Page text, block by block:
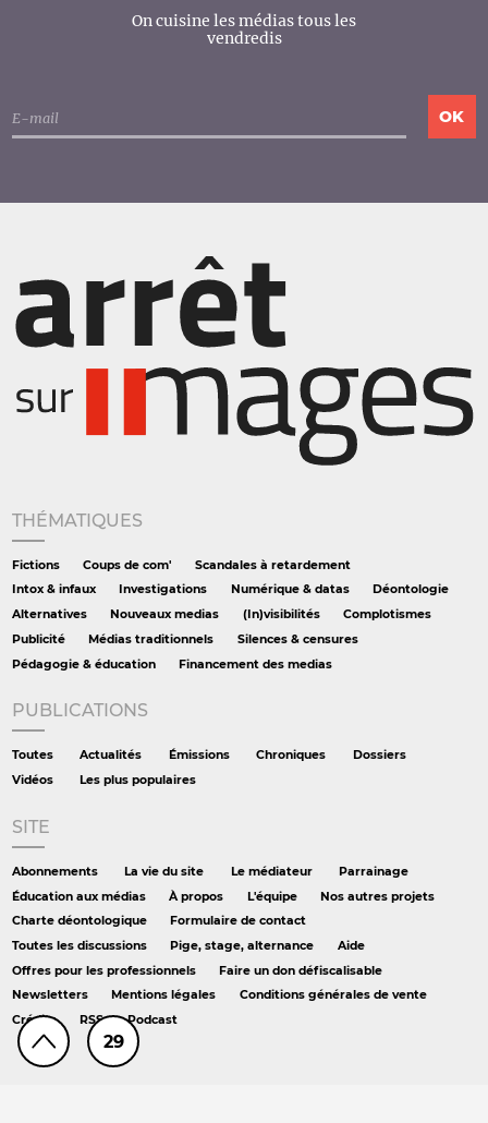
29
On cuisine les médias tous les
vendredis
THÉMATIQUES
Fictions Coups de com'
Scandales à retardement
Intox & infaux
Investigations Numérique & datas
Déontologie
Alternatives
Nouveaux medias (In)visibilités
Complotismes
Publicité
Médias traditionnels
Silences & censures
Pédagogie & éducation
Financement des medias
PUBLICATIONS
Toutes Actualités Émissions Chroniques
Dossiers
Vidéos
Les plus populaires
SITE
Abonnements La vie du site Le médiateur
Parrainage
Éducation aux médias
À propos L'équipe
Nos autres projets
Charte déontologique
Formulaire de contact
Toutes les discussions
Pige, stage, alternance
Aide
Offres pour les professionnels
Faire un don défiscalisable
Newsletters
Mentions légales
Conditions générales de vente
Crédits
RSS Podcast